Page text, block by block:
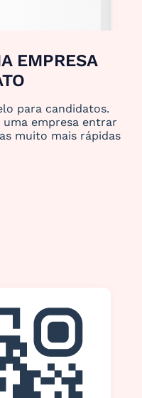
EMPRESA
para candidatos.
empresa entrar
muito mais rápidas